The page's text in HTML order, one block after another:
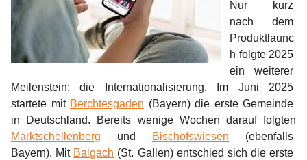
Nur kurz
nach dem
Produktlaunc
h folgte 2025
ein weiterer
Meilenstein: die Internationalisierung. Im Juni 2025
startete mit Berchtesgaden (Bayern) die erste Gemeinde
in Deutschland. Bereits wenige Wochen darauf folgten
Marktschellenberg und Bischofswiesen (ebenfalls
Bayern). Mit Balgach (St. Gallen) entschied sich die erste